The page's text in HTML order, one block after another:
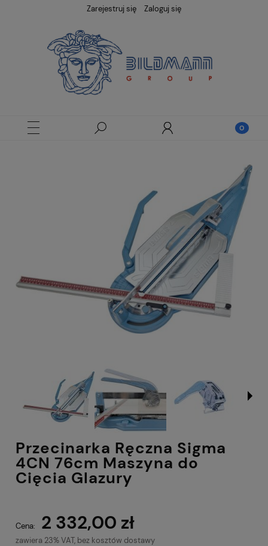
Zarejestruj się Zaloguj się
Przecinarka Ręczna Sigma
4CN 76cm Maszyna do
Cięcia Glazury
Cena: 2 332,00 zł
zawiera 23% VAT, bez kosztów dostawy